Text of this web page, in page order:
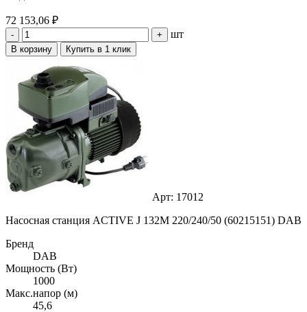
72 153,06 ₽
- + шт
В корзину Купить в 1 клик
Арт: 17012
Насосная станция ACTIVE J 132M 220/240/50 (60215151) DAB
Бренд
DAB
Мощность (Вт)
1000
Макс.напор (м)
45,6